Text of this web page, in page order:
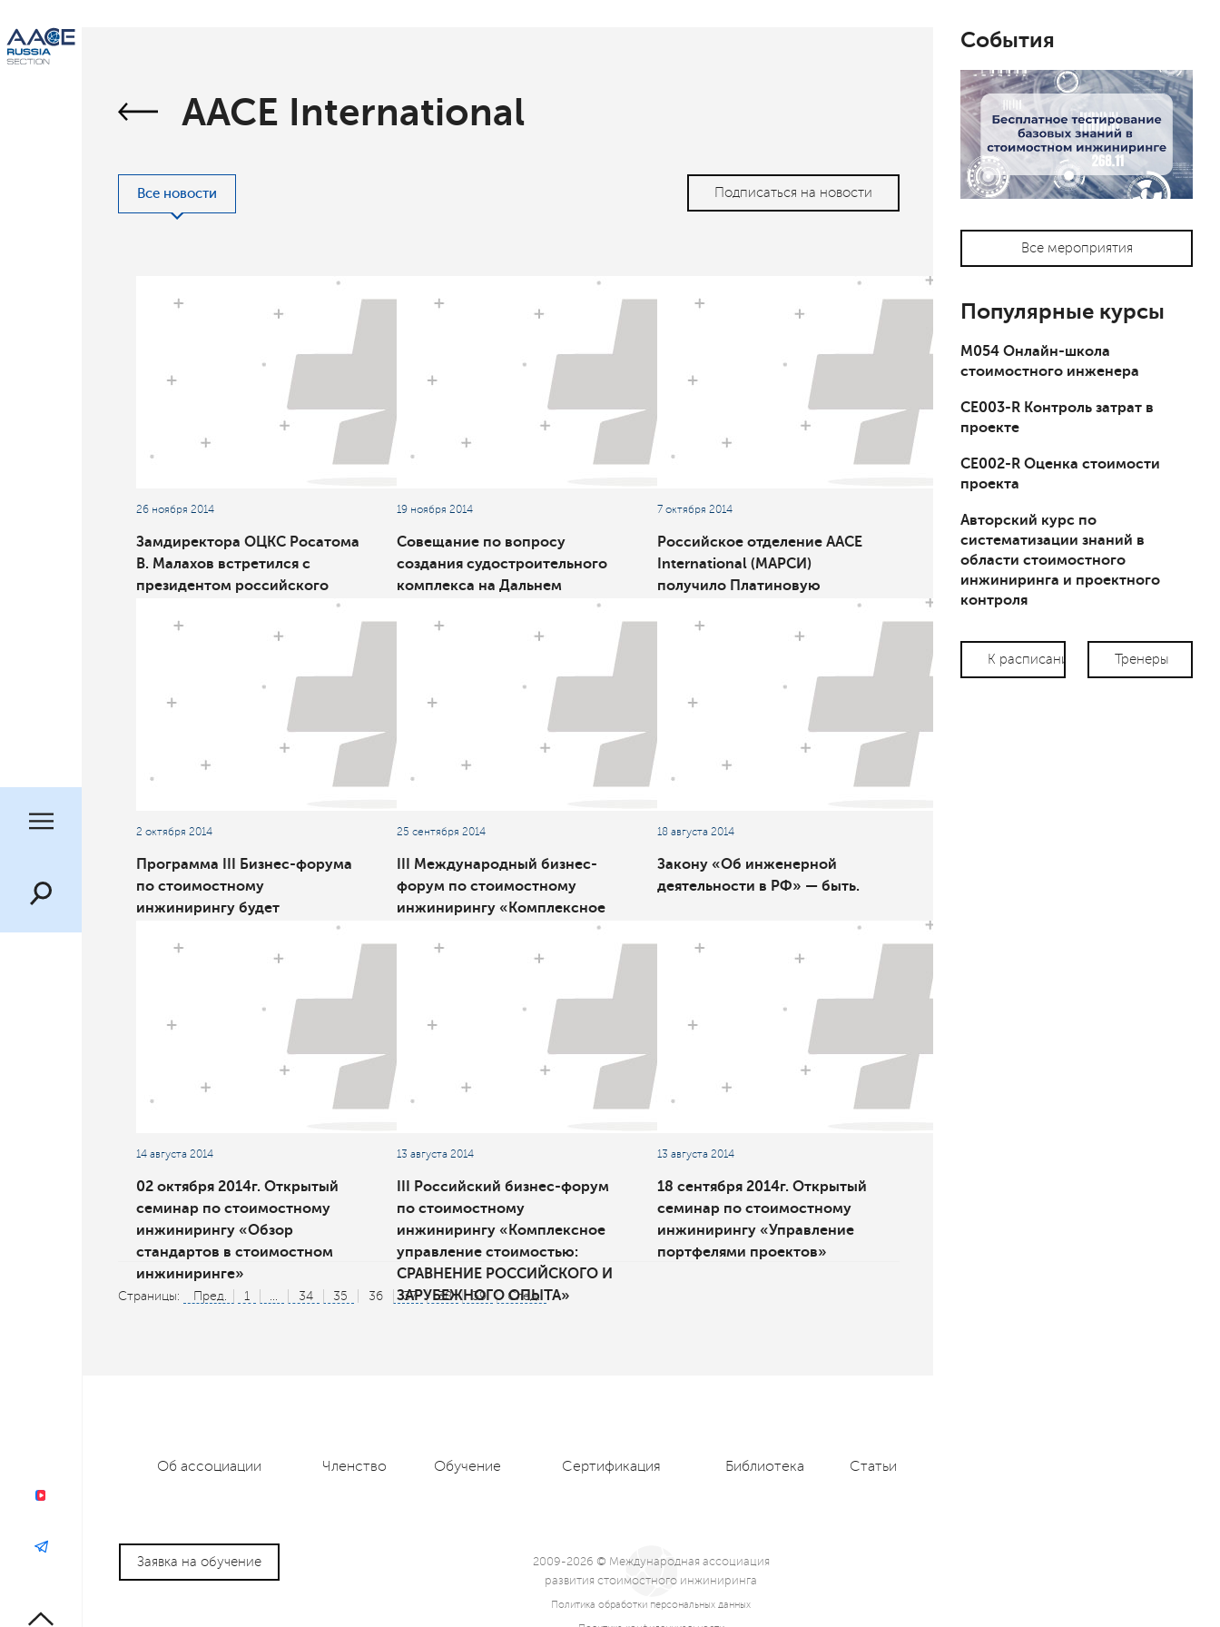
AACE International
Все новости Подписаться на новости
26 ноября 2014
Замдиректора ОЦКС Росатома
В. Малахов встретился с
президентом российского
ассоциации по развитию
стоимостного инжиниринга А.
19 ноября 2014
Совещание по вопросу
создания судостроительного
комплекса на Дальнем
7 октября 2014
Российское отделение AACE
International (МАРСИ)
получило Платиновую
2 октября 2014
Программа III Бизнес-форума
по стоимостному
инжинирингу будет
25 сентября 2014
III Международный бизнес-
форум по стоимостному
инжинирингу «Комплексное
СРАВНЕНИЕ РОССИЙСКОГО И
18 августа 2014
Закону «Об инженерной
деятельности в РФ» — быть.
14 августа 2014
02 октября 2014г. Открытый
семинар по стоимостному
инжинирингу «Обзор
стандартов в стоимостном
инжиниринге»
13 августа 2014
III Российский бизнес-форум
по стоимостному
инжинирингу «Комплексное
управление стоимостью:
СРАВНЕНИЕ РОССИЙСКОГО И
ЗАРУБЕЖНОГО ОПЫТА»
13 августа 2014
18 сентября 2014г. Открытый
семинар по стоимостному
инжинирингу «Управление
портфелями проектов»
Страницы: Пред. 1 34 35 36 37 38 39 След.
События
Все мероприятия
Популярные курсы
М054 Онлайн-школа
стоимостного инженера
СЕ003-R Контроль затрат в
проекте
СЕ002-R Оценка стоимости
проекта
Авторский курс по
систематизации знаний в
области стоимостного
инжиниринга и проектного
контроля
К расписанию Тренеры
Заявка на обучение
Об ассоциации Членство Обучение Сертификация Библиотека Статьи
2009-2026 © Международная ассоциация
развития стоимостного инжиниринга
Политика обработки персональных данных